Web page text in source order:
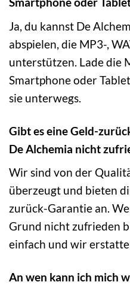
Ja, du kannst De
abspielen, die MP3-,
unterstützen. Lade die
Smartphone oder
sie unterwegs.
Gibt es eine Geld-
De Alchemia nicht
Wir sind von der
überzeugt und bieten
zurück-Garantie an.
Grund nicht zufrieden
einfach und wir
An wen kann ich mich